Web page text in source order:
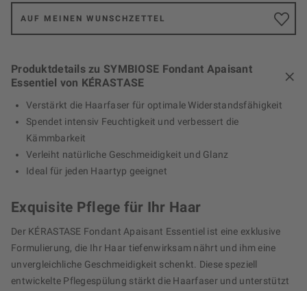
AUF MEINEN WUNSCHZETTEL
Produktdetails zu SYMBIOSE Fondant Apaisant
Essentiel von KÉRASTASE
Verstärkt die Haarfaser für optimale Widerstandsfähigkeit
Spendet intensiv Feuchtigkeit und verbessert die
Kämmbarkeit
Verleiht natürliche Geschmeidigkeit und Glanz
Ideal für jeden Haartyp geeignet
Exquisite Pflege für Ihr Haar
Der KÉRASTASE Fondant Apaisant Essentiel ist eine exklusive
Formulierung, die Ihr Haar tiefenwirksam nährt und ihm eine
unvergleichliche Geschmeidigkeit schenkt. Diese speziell
entwickelte Pflegespülung stärkt die Haarfaser und unterstützt